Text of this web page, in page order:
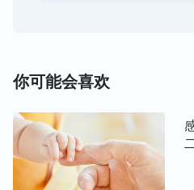
害怕，让我失去对神的信心
疗，对神失去了信心，这怎
实，我在化疗中会不会遭罪
不能好不都在神的主宰之中
你可能会喜欢